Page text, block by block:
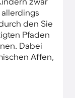
den Sie
Pfaden
Dabei
Affen,